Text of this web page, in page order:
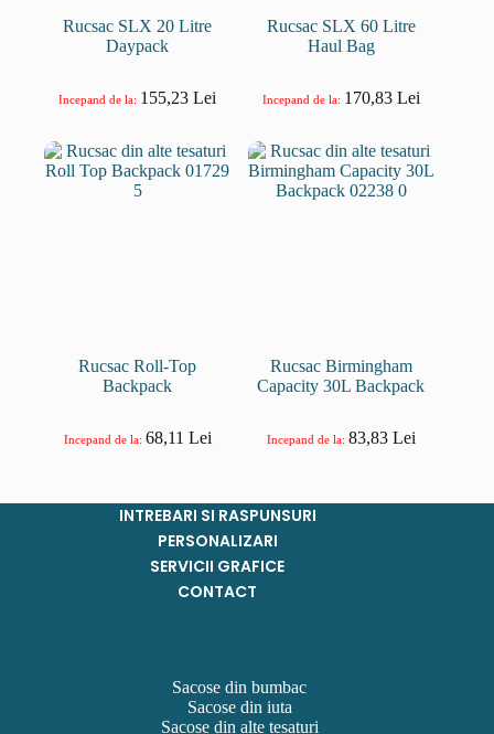
Rucsac SLX 20 Litre
Daypack
Incepand de la: 155,23Lei
Rucsac SLX 60 Litre
Haul Bag
Incepand de la: 170,83 Lei
Rucsac Roll-Top
Backpack
Incepand de la: 68,11 Lei
Rucsac Birmingham
Capacity 30L Backpack
Incepand de la: 83,83 Lei
INTREBARI SI RASPUNSURI
PERSONALIZARI
SERVICII GRAFICE
CONTACT
Sacose din bumbac
Sacose din iuta
Sacose din alte tesaturi